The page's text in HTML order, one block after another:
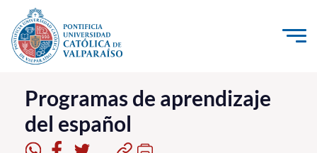
Click acá para ir directamente al contenido
La Universidad
Investigación, Creación e Innovación
PUCV Internacional
Programas de aprendizaje
del español